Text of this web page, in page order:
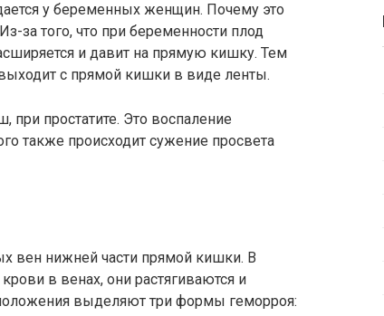
у беременных женщин. Почему это
за того, что при беременности плод
и давит на прямую кишку. Тем
с прямой кишки в виде ленты.
при простатите. Это воспаление
также происходит сужение просвета
вен нижней части прямой кишки. В
в венах, они растягиваются и
выделяют три формы геморроя: